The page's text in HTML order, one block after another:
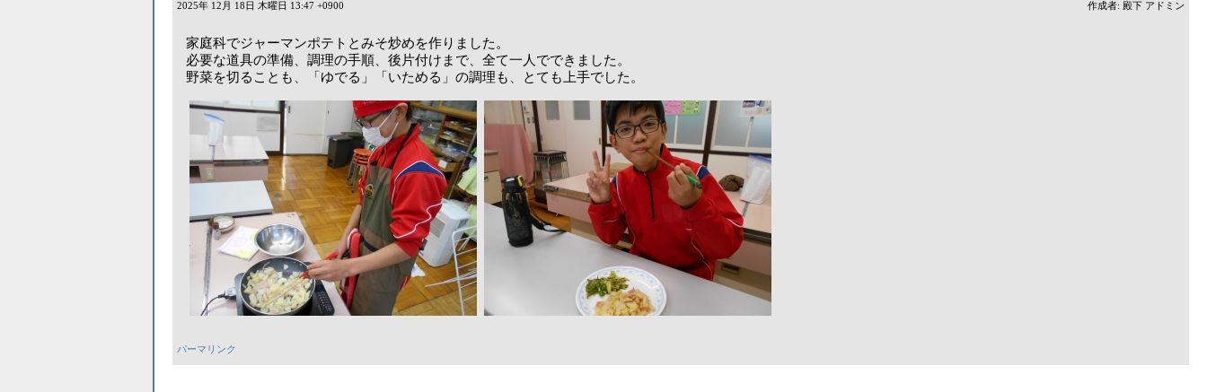
2025年 12月 18日 木曜日 13:47 +0900 作成者: 殿下 アドミン
家庭科でジャーマンポテトとみそ炒めを作りました。
必要な道具の準備、調理の手順、後片付けまで、全て一人でできました。
野菜を切ることも、「ゆでる」「いためる」の調理も、とても上手でした。
パーマリンク